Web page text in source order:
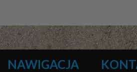
NAWIGACJA